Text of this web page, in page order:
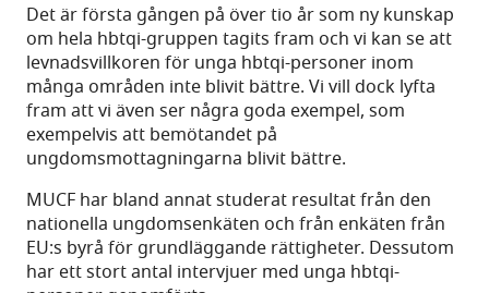
Det är första gången på över tio år som ny kunskap
om hela hbtqi-gruppen tagits fram och vi kan se att
levnadsvillkoren för unga hbtqi-personer inom
många områden inte blivit bättre. Vi vill dock lyfta
fram att vi även ser några goda exempel, som
exempelvis att bemötandet på
ungdomsmottagningarna blivit bättre.
MUCF har bland annat studerat resultat från den
nationella ungdomsenkäten och från enkäten från
EU:s byrå för grundläggande rättigheter. Dessutom
har ett stort antal intervjuer med unga hbtqi-